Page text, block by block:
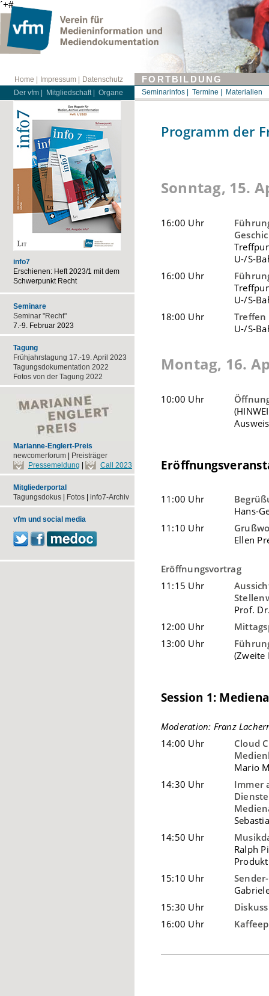
Home | Impressum |
Datenschutz
Der vfm |
Mitgliedschaft | Organe
FORTBILDUNG
Seminarinfos | Termine | Materialien
info7
Erschienen: Heft 2023/1 mit dem
Schwerpunkt Recht
Seminare
Seminar "Recht"
7.-9. Februar 2023
Tagung
Frühjahrstagung 17.-19. April 2023
Tagungsdokumentation 2022
Fotos von der Tagung 2022
Marianne-Englert-Preis
newcomerforum
Preisträger
Pressemeldung
Call 2023
Mitgliederportal
Tagungsdokus
Fotos info7-Archiv
vfm und social media
´+#
Programm der
Sonntag, 15.
16:00 Uhr
U-/S-
16:00 Uhr
U-/S-
18:00 Uhr
Treffen
U-/S-
Montag, 16.
10:00 Uhr
11:00 Uhr
Hans-
11:10 Uhr
Ellen
Eröffnungsvortrag
11:15 Uhr
Prof.
12:00 Uhr
13:00 Uhr
(Zweite
Session 1:
Moderation: Franz
14:00 Uhr
Cloud
Mario
14:30 Uhr
Immer
14:50 Uhr
Ralph
15:10 Uhr
15:30 Uhr
16:00 Uhr